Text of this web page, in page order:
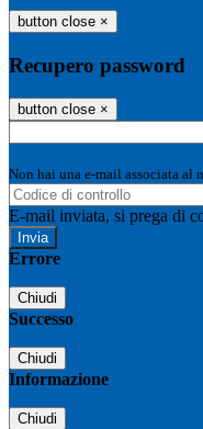
button close ×
Recupero password
button close ×
Non hai una e-mail associata al
E-mail inviata, si prega di
Errore
Chiudi
Successo
Chiudi
Informazione
Chiudi